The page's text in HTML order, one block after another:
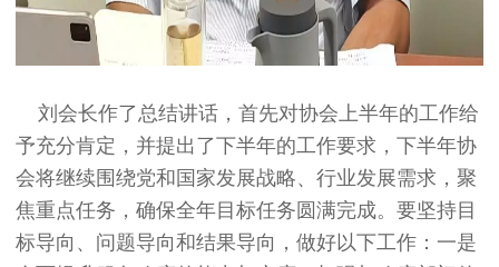
刘会长作了总结讲话，首先对协会上半年的工作给
予充分肯定，并提出了下半年的工作要求，下半年协
会将继续围绕党和国家发展战略、行业发展需求，聚
焦重点任务，确保全年目标任务圆满完成。要坚持目
标导向、问题导向和结果导向，做好以下工作：一是